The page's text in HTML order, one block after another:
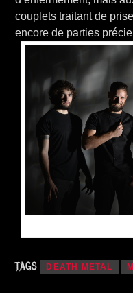
couplets traitant de
encore de parties
TAGS DEATH METAL